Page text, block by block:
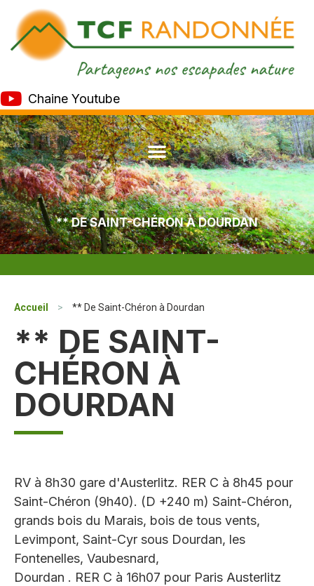
Chaine Youtube
** DE SAINT-CHÉRON À DOURDAN
Accueil > ** De Saint-Chéron à Dourdan
** DE SAINT-
CHÉRON À
DOURDAN
RV à 8h30 gare d'Austerlitz. RER C à 8h45 pour
Saint-Chéron (9h40). (D +240 m) Saint-Chéron,
grands bois du Marais, bois de tous vents,
Levimpont, Saint-Cyr sous Dourdan, les
Fontenelles, Vaubesnard,
Dourdan . RER C à 16h07 pour Paris Austerlitz